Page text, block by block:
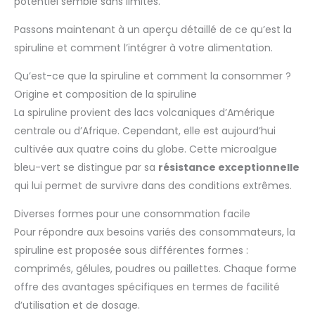
l’occasion de faire des
comprimés, vous pouvez
Commencez en prenant un
puis passez à 3 comprimés
par jour au moment des
repas. Cette posologie vous
permettra de bénéficier d’un
apport 900mg de protéines
pour seulement 1,5g de
spiruline. Ce produit peut être
consommé après la date
indiquée sur le produit.
les défenses naturelles. ●● 2 MOIS DE CURE ●● La spiruline
Avec 180 comprimés, vous pouvez réaliser une cure de 2
mois. Commencez en prenant un comprimé pendant 3
jours, puis passez à 3 comprimés par jour au moment des
apport 900mg de protéines pour seulement 1,5g de
spiruline. Ce produit peut être consommé après la date
indiquée sur le produit.
Passons maintenant à un aperçu détaillé de ce qu’est la
spiruline et comment l’intégrer à votre alimentation.
Qu’est-ce que la spiruline et comment la consommer ?
Origine et composition de la spiruline
La spiruline provient des lacs volcaniques d’Amérique
centrale ou d’Afrique. Cependant, elle est aujourd’hui
cultivée aux quatre coins du globe. Cette microalgue
bleu-vert se distingue par sa résistance exceptionnelle
qui lui permet de survivre dans des conditions extrêmes.
Diverses formes pour une consommation facile
Pour répondre aux besoins variés des consommateurs, la
spiruline est proposée sous différentes formes :
comprimés, gélules, poudres ou paillettes. Chaque forme
offre des avantages spécifiques en termes de facilité
d’utilisation et de dosage.